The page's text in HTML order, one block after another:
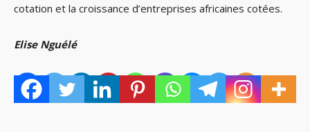
cotation et la croissance d’entreprises africaines cotées.
Elise Nguélé